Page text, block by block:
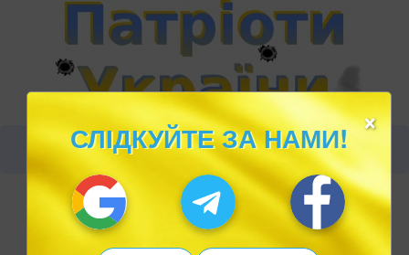
×
СЛІДКУЙТЕ ЗА НАМИ!